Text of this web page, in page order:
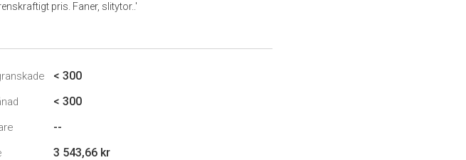
pris. Faner, slitytor..'
< 300
< 300
--
3 543,66 kr